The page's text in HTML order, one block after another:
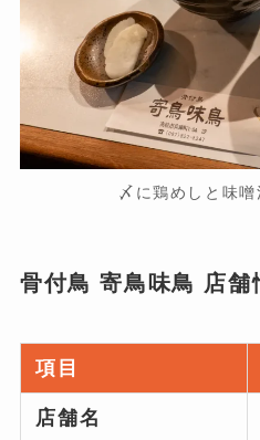
〆に鶏めしと味
骨付鳥 寄鳥味鳥 店舗
項目
店舗名